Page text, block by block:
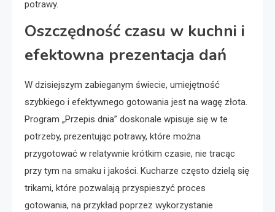
potrawy.
Oszczędność czasu w kuchni i
efektowna prezentacja dań
W dzisiejszym zabieganym świecie, umiejętność
szybkiego i efektywnego gotowania jest na wagę złota.
Program „Przepis dnia” doskonale wpisuje się w te
potrzeby, prezentując potrawy, które można
przygotować w relatywnie krótkim czasie, nie tracąc
przy tym na smaku i jakości. Kucharze często dzielą się
trikami, które pozwalają przyspieszyć proces
gotowania, na przykład poprzez wykorzystanie